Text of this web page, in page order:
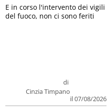
di
Cinzia Timpano
il 07/08/2026
E in corso l'intervento dei vigili
del fuoco, non ci sono feriti